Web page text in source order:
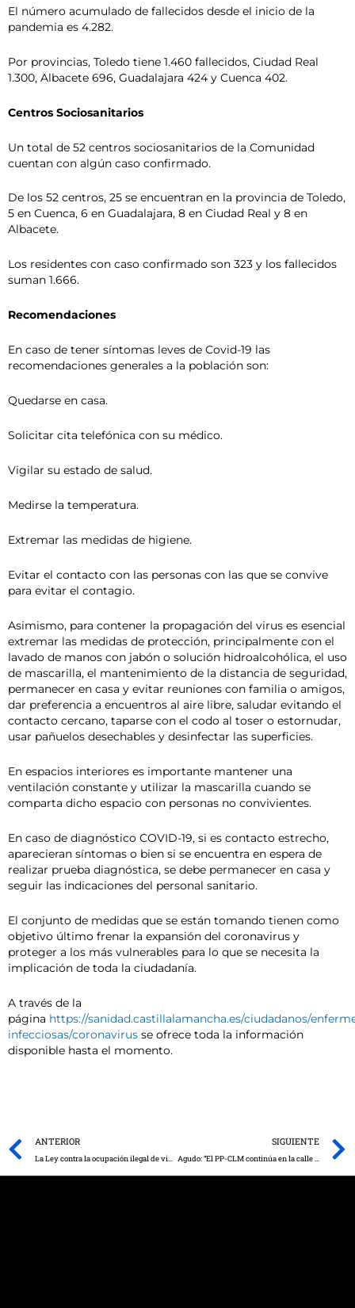
El número acumulado de fallecidos desde el inicio de la
pandemia es 4.282.
Por provincias, Toledo tiene 1.460 fallecidos, Ciudad Real
1.300, Albacete 696, Guadalajara 424 y Cuenca 402.
Centros Sociosanitarios
Un total de 52 centros sociosanitarios de la Comunidad
cuentan con algún caso confirmado.
De los 52 centros, 25 se encuentran en la provincia de Toledo,
5 en Cuenca, 6 en Guadalajara, 8 en Ciudad Real y 8 en
Albacete.
Los residentes con caso confirmado son 323 y los fallecidos
suman 1.666.
Recomendaciones
En caso de tener síntomas leves de Covid-19 las
recomendaciones generales a la población son:
Quedarse en casa.
Solicitar cita telefónica con su médico.
Vigilar su estado de salud.
Medirse la temperatura.
Extremar las medidas de higiene.
Evitar el contacto con las personas con las que se convive
para evitar el contagio.
Asimismo, para contener la propagación del virus es esencial
extremar las medidas de protección, principalmente con el
lavado de manos con jabón o solución hidroalcohólica, el uso
de mascarilla, el mantenimiento de la distancia de seguridad,
permanecer en casa y evitar reuniones con familia o amigos,
dar preferencia a encuentros al aire libre, saludar evitando el
contacto cercano, taparse con el codo al toser o estornudar,
usar pañuelos desechables y desinfectar las superficies.
En espacios interiores es importante mantener una
ventilación constante y utilizar la mascarilla cuando se
comparta dicho espacio con personas no convivientes.
En caso de diagnóstico COVID-19, si es contacto estrecho,
aparecieran síntomas o bien si se encuentra en espera de
realizar prueba diagnóstica, se debe permanecer en casa y
seguir las indicaciones del personal sanitario.
El conjunto de medidas que se están tomando tienen como
objetivo último frenar la expansión del coronavirus y
proteger a los más vulnerables para lo que se necesita la
implicación de toda la ciudadanía.
A través de la
página https://sanidad.castillalamancha.es/ciudadanos/
infecciosas/coronavirus se ofrece toda la información
disponible hasta el momento.
Prev
ANTERIOR SIGUIENTE